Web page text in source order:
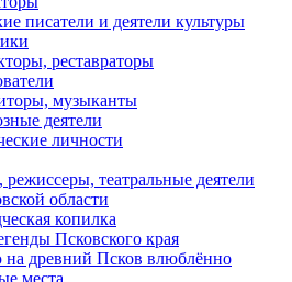
писатели и деятели культуры
реставраторы
музыканты
деятели
личности
театральные деятели
области
копилка
Псковского края
древний Псков влюблённо
места